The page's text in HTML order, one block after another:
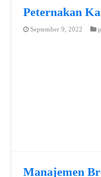
Peternakan
September 9, 2022
Manajemen